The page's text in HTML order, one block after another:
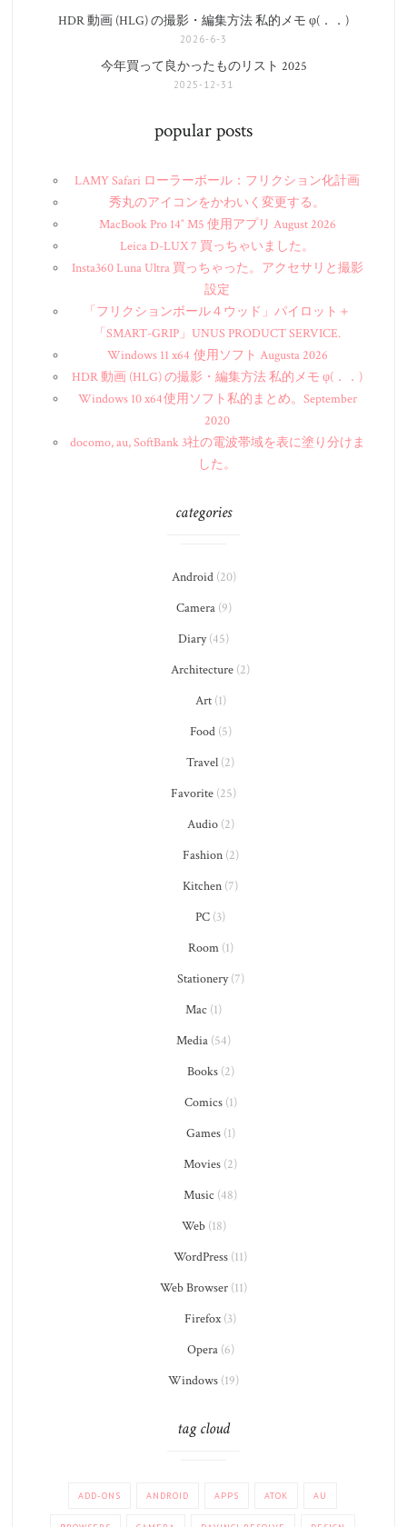
HDR 動画 (HLG) の撮影・編集方法 私的メモ φ(．．)
2026-6-3
今年買って良かったものリスト 2025
2025-12-31
popular posts
LAMY Safari ローラーボール：フリクション化計画
秀丸のアイコンをかわいく変更する。
MacBook Pro 14″ M5 使用アプリ August 2026
Leica D-LUX 7 買っちゃいました。
Insta360 Luna Ultra 買っちゃった。アクセサリと撮影
設定
「フリクションボール４ウッド」パイロット＋
「SMART-GRIP」UNUS PRODUCT SERVICE.
Windows 11 x64 使用ソフト Augusta 2026
HDR 動画 (HLG) の撮影・編集方法 私的メモ φ(．．)
Windows 10 x64 使用ソフト私的まとめ。September
2020
docomo, au, SoftBank 3社の電波帯域を表に塗り分けま
した。
categories
Android(20)
Camera(9)
Diary(45)
Architecture (2)
Art(1)
Food(5)
Travel (2)
Favorite (25)
Audio(2)
Fashion(2)
Kitchen (7)
PC (3)
Room(1)
Stationery(7)
Mac (1)
Media (54)
Books(2)
Comics(1)
Games(1)
Movies (2)
Music (48)
Web(18)
WordPress (11)
Web Browser (11)
Firefox(3)
Opera(6)
Windows (19)
tag cloud
ADD-ONS ANDROID APPS ATOK AU